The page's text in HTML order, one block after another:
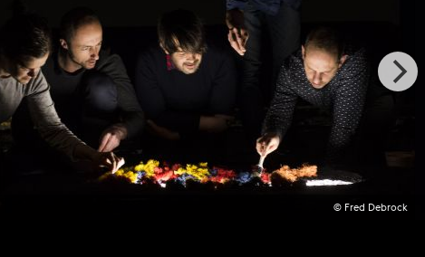
© Fred Debrock